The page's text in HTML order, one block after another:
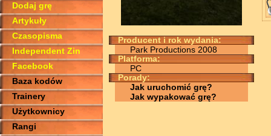
Dodaj grę
Artykuły
Czasopisma
Independent Zin
Facebook
Baza kodów
Trainery
Użytkownicy
Rangi
Producent i rok wydania:
Park Productions 2008
Platforma:
PC
Porady:
Jak uruchomić grę?
Jak wypakować grę?